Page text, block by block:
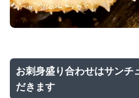
お刺身盛り合わせはサンチ
だきます